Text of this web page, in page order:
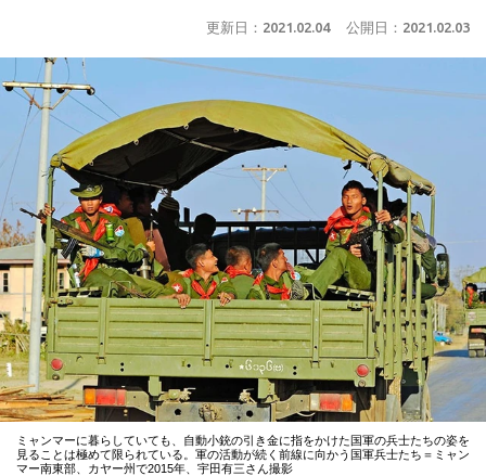
更新日： 2021.02.04 公開日： 2021.02.03
ミャンマーに暮らしていても、自動小銃の引き金に指をかけた国軍の兵士たちの姿を
見ることは極めて限られている。軍の活動が続く前線に向かう国軍兵士たち＝ミャン
マー南東部、カヤー州で2015年、宇田有三さん撮影